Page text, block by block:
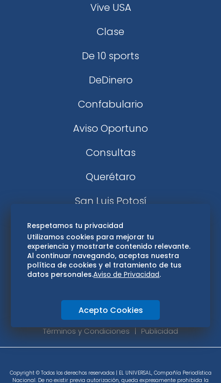
Vive USA
Clase
De 10 sports
DeDinero
Confabulario
Aviso Oportuno
Consultas
Querétaro
San Luis Potosí
Edomex
Consultas
Hidalgo
Oaxaca
Aviso de privacidad
Directorio
Términos y Condiciones
Publicidad
Copyright © Todos los derechos reservados | EL UNIVERSAL, Compañía Periodística
Nacional. De no existir previa autorización, queda expresamente prohibida la
Respetamos tu privacidad
Utilizamos cookies para mejorar tu
experiencia y mostrarte contenido relevante.
Al continuar navegando, aceptas nuestra
política de cookies y el tratamiento de tus
datos personales.Aviso de Privacidad.
Acepto Cookies